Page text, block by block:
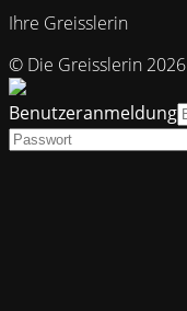
Ihre Greisslerin
© Die Greisslerin 2026
Benutzeranmeldung